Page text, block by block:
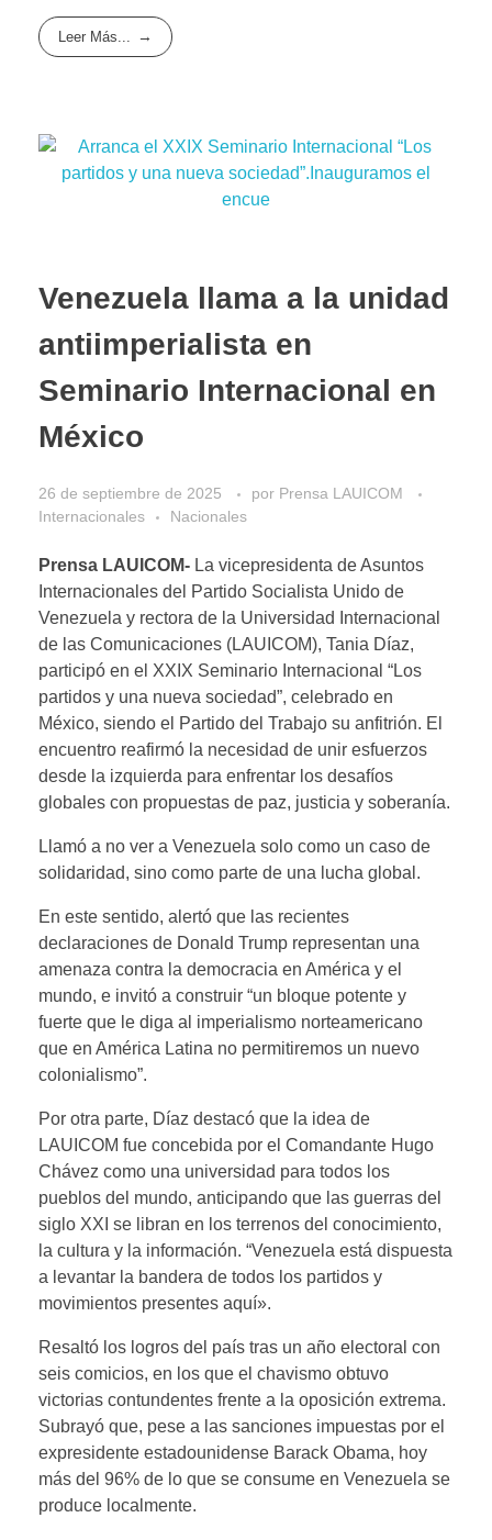
Leer Más...
Venezuela llama a la unidad
antiimperialista en
Seminario Internacional en
México
26 de septiembre de 2025 por Prensa LAUICOM
Internacionales
Nacionales
Prensa LAUICOM- La vicepresidenta de Asuntos
Internacionales del Partido Socialista Unido de
Venezuela y rectora de la Universidad Internacional
de las Comunicaciones (LAUICOM), Tania Díaz,
participó en el XXIX Seminario Internacional “Los
partidos y una nueva sociedad”, celebrado en
México, siendo el Partido del Trabajo su anfitrión. El
encuentro reafirmó la necesidad de unir esfuerzos
desde la izquierda para enfrentar los desafíos
globales con propuestas de paz, justicia y soberanía.
Llamó a no ver a Venezuela solo como un caso de
solidaridad, sino como parte de una lucha global.
En este sentido, alertó que las recientes
declaraciones de Donald Trump representan una
amenaza contra la democracia en América y el
mundo, e invitó a construir “un bloque potente y
fuerte que le diga al imperialismo norteamericano
que en América Latina no permitiremos un nuevo
colonialismo”.
Por otra parte, Díaz destacó que la idea de
LAUICOM fue concebida por el Comandante Hugo
Chávez como una universidad para todos los
pueblos del mundo, anticipando que las guerras del
siglo XXI se libran en los terrenos del conocimiento,
la cultura y la información. “Venezuela está dispuesta
a levantar la bandera de todos los partidos y
movimientos presentes aquí».
Resaltó los logros del país tras un año electoral con
seis comicios, en los que el chavismo obtuvo
victorias contundentes frente a la oposición extrema.
Subrayó que, pese a las sanciones impuestas por el
expresidente estadounidense Barack Obama, hoy
más del 96% de lo que se consume en Venezuela se
produce localmente.